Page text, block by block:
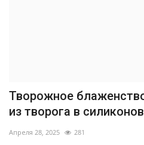
Творожное
из творога в
Апреля 28, 2025 281